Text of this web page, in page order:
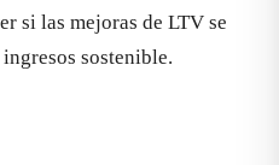
si las mejoras de LTV se
sostenible.